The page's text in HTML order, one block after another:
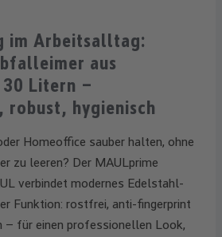
im Arbeitsalltag:
aus
Litern –
hygienisch
Homeoffice sauber halten, ohne
zu leeren? Der MAULprime
verbindet modernes Edelstahl-
Funktion: rostfrei, anti-fingerprint
– für einen professionellen Look,